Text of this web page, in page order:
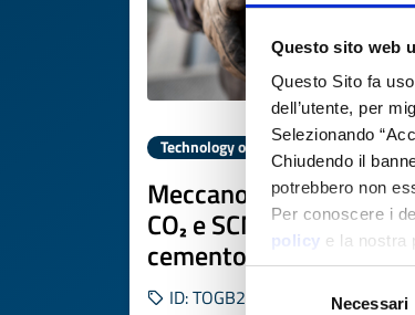
Questo sito web
Questo Sito fa
dell’utente, per
Selezionando
Chiudendo il
potrebbero non
Per conoscere i
policy e la nostra
Necessari
Technology offer
Meccanochimica per
CO₂ e SCM low-carbon
cemento
ID: TOGB20251121023